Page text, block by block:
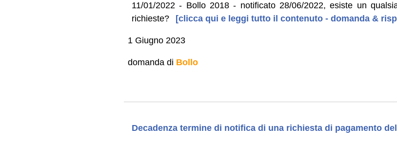
11/01/2022 - Bollo 2018 - notificato 28/06/2022, esiste un
richieste?
[clicca qui e leggi tutto il contenuto - domanda &
1 Giugno 2023
domanda di Bollo
Decadenza termine di notifica di una richiesta di pagamento